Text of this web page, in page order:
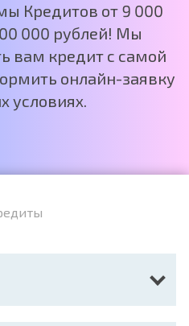
Кредитов от 9 000
000 рублей! Мы
вам кредит с самой
онлайн-заявку
условиях.